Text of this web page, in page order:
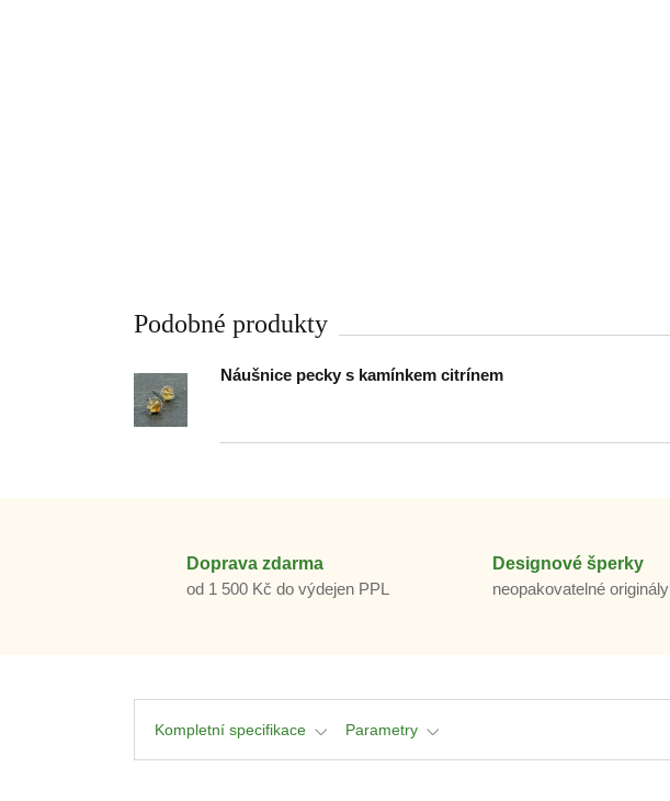
Podobné produkty
Náušnice pecky s kamínkem citrínem
Doprava zdarma
od 1 500 Kč do výdejen PPL
Designové šperky
neopakovatelné originály
Kompletní specifikace Parametry